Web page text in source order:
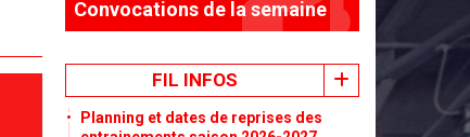
FIL INFOS